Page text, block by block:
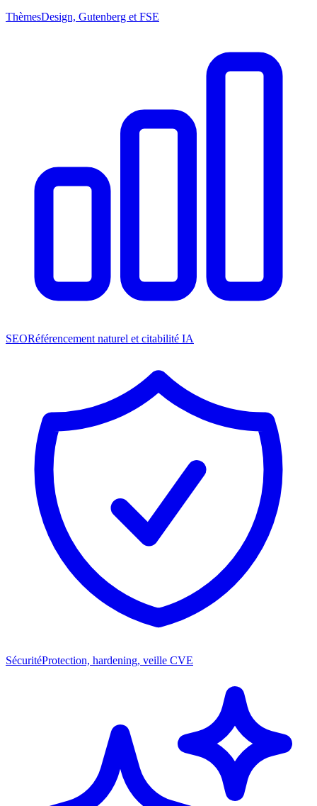
ThèmesDesign, Gutenberg et FSE
SEORéférencement naturel et citabilité IA
SécuritéProtection, hardening, veille CVE